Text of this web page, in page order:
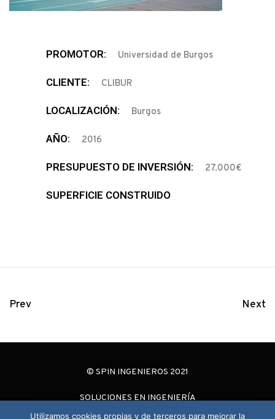
PROMOTOR: Universidad de Burgos
CLIENTE: CLIBUR
LOCALIZACIÓN: Burgos
AÑO: 2016
PRESUPUESTO DE INVERSIÓN: 27.000€
SUPERFICIE CONSTRUIDO
Prev Next
© SPIN INGENIEROS 2021
SOLUCIONES EN INGENIERÍA
Utilizamos cookies propias y de terceros para mejorar la